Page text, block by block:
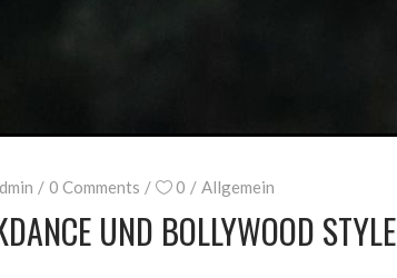
0 Comments 0 Allgemein
UND BOLLYWOOD STYLE